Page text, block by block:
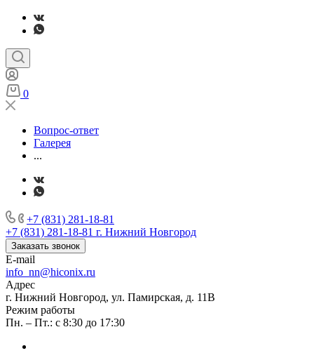
0
Вопрос-ответ
Галерея
...
+7 (831) 281-18-81
+7 (831) 281-18-81 г. Нижний Новгород
Заказать звонок
E-mail
info_nn@hiconix.ru
Адрес
г. Нижний Новгород, ул. Памирская, д. 11В
Режим работы
Пн. – Пт.: с 8:30 до 17:30